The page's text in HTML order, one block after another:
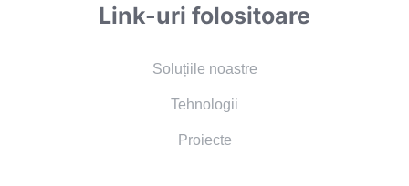
Link-uri folositoare
Soluțiile noastre
Tehnologii
Proiecte